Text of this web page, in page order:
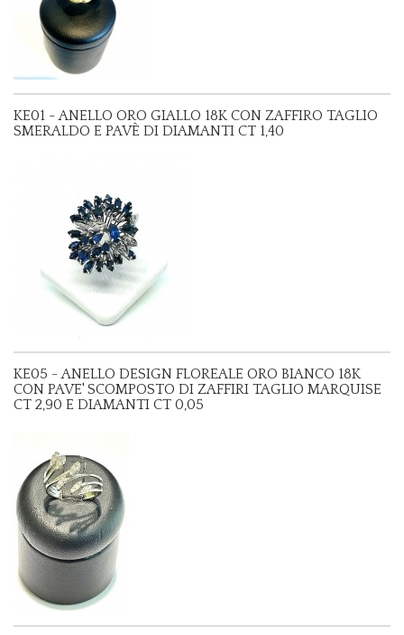
KE01 - ANELLO ORO GIALLO 18K CON ZAFFIRO TAGLIO
SMERALDO E PAVÈ DI DIAMANTI CT 1,40
KE05 - ANELLO DESIGN FLOREALE ORO BIANCO 18K
CON PAVE' SCOMPOSTO DI ZAFFIRI TAGLIO MARQUISE
CT 2,90 E DIAMANTI CT 0,05